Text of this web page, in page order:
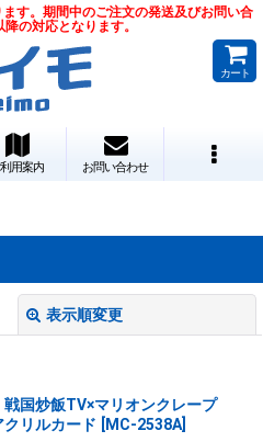
す。期間中のご注文の発送及びお問い合
の対応となります。
カート
用案内 お問い合わせ
表示順変更
戦国炒飯TV×マリオンクレープ
クリルカード
MC-2538A